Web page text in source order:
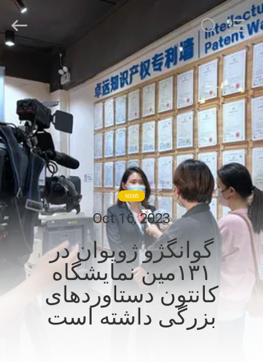
صفحه
اصلی
محصولات
نمایش
VR
درباره
ما
تور
کارخانه
-
2026
Zhuoyuan
Co.,Ltd.
All
Rights
Reserved.
NEWS
Oct 16, 2023
گوانگژو ژويوان در
۱۳۱مین نمایشگاه
کانتون دستاوردهای
بزرگی داشته است